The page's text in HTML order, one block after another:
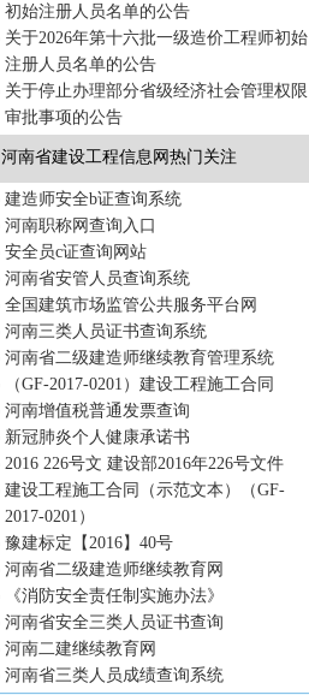
初始注册人员名单的公告
关于2026年第十六批一级造价工程师初始
注册人员名单的公告
关于停止办理部分省级经济社会管理权限
审批事项的公告
河南省建设工程信息网热门关注
建造师安全b证查询系统
河南职称网查询入口
安全员c证查询网站
河南省安管人员查询系统
全国建筑市场监管公共服务平台网
河南三类人员证书查询系统
河南省二级建造师继续教育管理系统
（GF-2017-0201）建设工程施工合同
河南增值税普通发票查询
新冠肺炎个人健康承诺书
2016 226号文 建设部2016年226号文件
建设工程施工合同（示范文本）（GF-
2017-0201）
豫建标定【2016】40号
河南省二级建造师继续教育网
《消防安全责任制实施办法》
河南省安全三类人员证书查询
河南二建继续教育网
河南省三类人员成绩查询系统